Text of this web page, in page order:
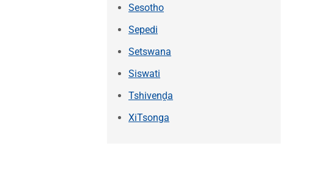
Sesotho
Sepedi
Setswana
Siswati
Tshivenḓa
XiTsonga